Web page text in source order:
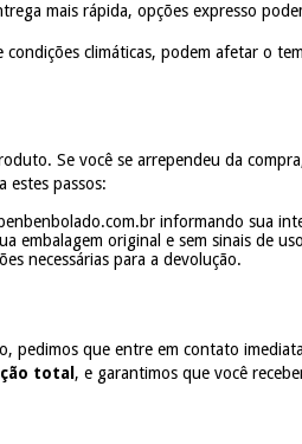
mais rápida, opções expresso
climáticas, podem afetar o
Se você se arrependeu da
estes passos:
informando sua
embalagem original e sem sinais de
necessárias para a devolução.
pedimos que entre em contato
total , e garantimos que você